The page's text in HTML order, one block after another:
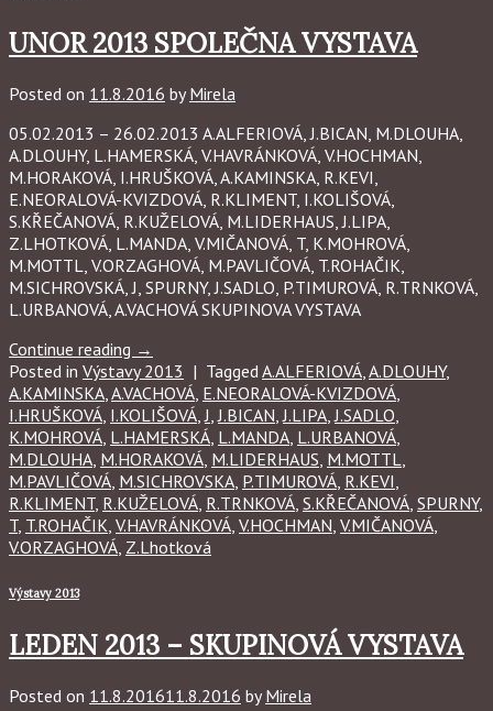
UNOR 2013 SPOLEČNA VYSTAVA
Posted on 11.8.2016 byMirela
05.02.2013 – 26.02.2013 A.ALFERIOVÁ, J.BICAN, M.DLOUHA,
A.DLOUHY, L.HAMERSKÁ, V.HAVRÁNKOVÁ, V.HOCHMAN,
M.HORAKOVÁ, I.HRUŠKOVÁ, A.KAMINSKA, R.KEVI,
E.NEORALOVÁ-KVIZDOVÁ, R.KLIMENT, I.KOLIŠOVÁ,
S.KŘEČANOVÁ, R.KUŽELOVÁ, M.LIDERHAUS, J.LIPA,
Z.LHOTKOVÁ, L.MANDA, V.MIČANOVÁ, T, K.MOHROVÁ,
M.MOTTL, V.ORZAGHOVÁ, M.PAVLIČOVÁ, T.ROHAČIK,
M.SICHROVSKÁ, J, SPURNY, J.SADLO, P.TIMUROVÁ, R.TRNKOVÁ,
L.URBANOVÁ, A.VACHOVÁ SKUPINOVA VYSTAVA
Continue reading →
Posted in Výstavy 2013 | Tagged A.ALFERIOVÁ A.DLOUHY,
A.KAMINSKA A.VACHOVÁ E.NEORALOVÁ-KVIZDOVÁ
I.HRUŠKOVÁ I.KOLIŠOVÁ J J.BICAN J.LIPA J.SADLO
K.MOHROVÁ L.HAMERSKÁ L.MANDA L.URBANOVÁ
M.DLOUHA M.HORAKOVÁ M.LIDERHAUS M.MOTTL
M.PAVLIČOVÁ M.SICHROVSKA P.TIMUROVÁ R.KEVI
R.KLIMENT, R.KUŽELOVÁ R.TRNKOVÁ S.KŘEČANOVÁ SPURNY,
T, T.ROHAČIK V.HAVRÁNKOVÁ V.HOCHMAN V.MIČANOVÁ
V.ORZAGHOVÁ Z.Lhotková
Výstavy 2013
LEDEN 2013 – SKUPINOVÁ VYSTAVA
Posted on 11.8.201611.8.2016 byMirela